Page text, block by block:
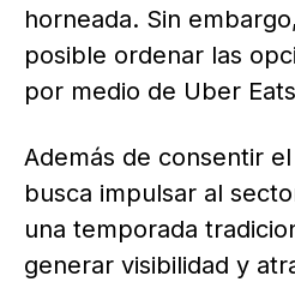
horneada. Sin
posible ordenar las
por medio de Uber
Además de consentir
busca impulsar al
una temporada
generar visibilidad y